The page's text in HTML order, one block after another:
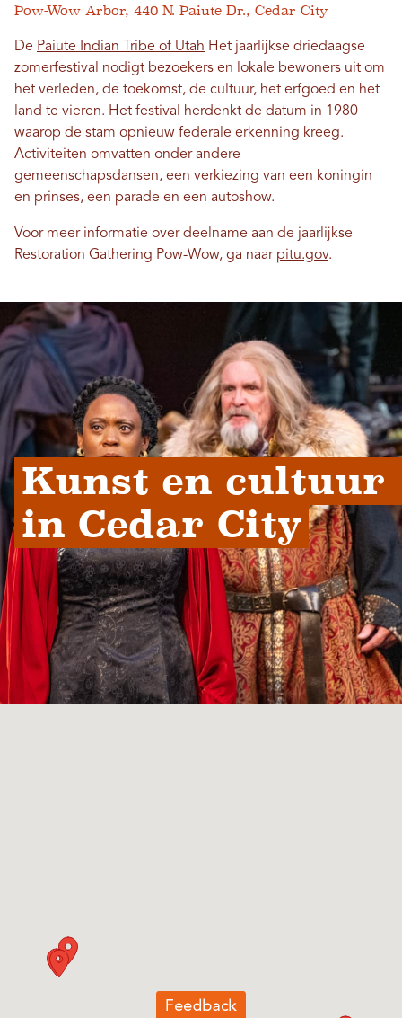
Pow-Wow Arbor, 440 N. Paiute Dr., Cedar City
De Paiute Indian Tribe of Utah Het jaarlijkse driedaagse
zomerfestival nodigt bezoekers en lokale bewoners uit om
het verleden, de toekomst, de cultuur, het erfgoed en het
land te vieren. Het festival herdenkt de datum in 1980
waarop de stam opnieuw federale erkenning kreeg.
Activiteiten omvatten onder andere
gemeenschapsdansen, een verkiezing van een koningin
en prinses, een parade en een autoshow.
Voor meer informatie over deelname aan de jaarlijkse
Restoration Gathering Pow-Wow, ga naar pitu.gov.
Kunst en cultuur
in Cedar City